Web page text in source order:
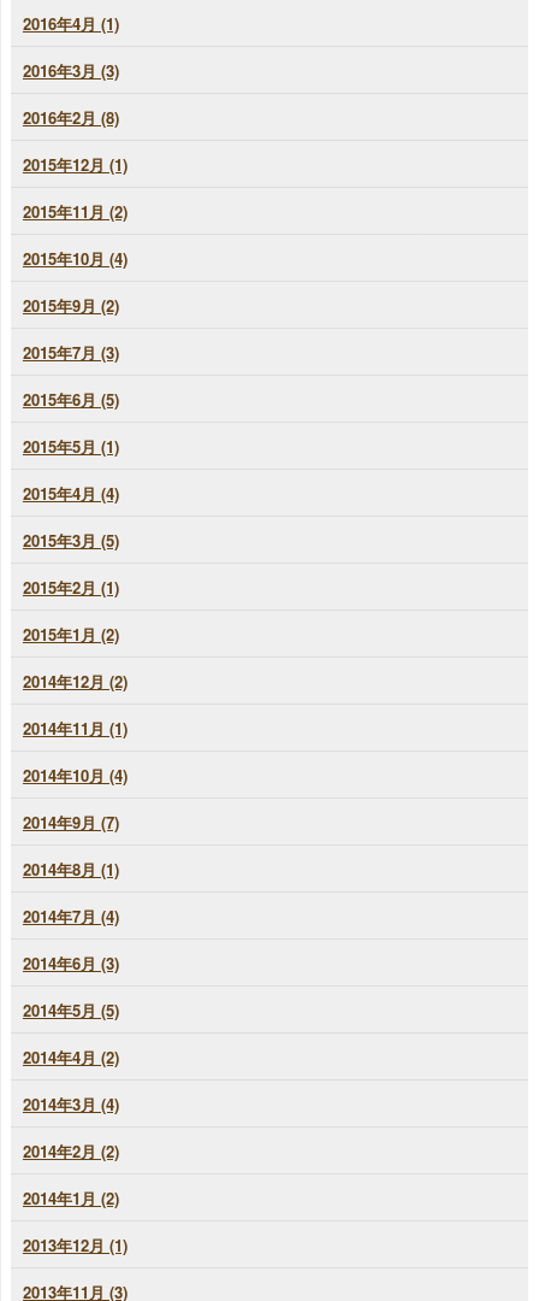
2016年4月 (1)
2016年3月 (3)
2016年2月 (8)
2015年12月 (1)
2015年11月 (2)
2015年10月 (4)
2015年9月 (2)
2015年7月 (3)
2015年6月 (5)
2015年5月 (1)
2015年4月 (4)
2015年3月 (5)
2015年2月 (1)
2015年1月 (2)
2014年12月 (2)
2014年11月 (1)
2014年10月 (4)
2014年9月 (7)
2014年8月 (1)
2014年7月 (4)
2014年6月 (3)
2014年5月 (5)
2014年4月 (2)
2014年3月 (4)
2014年2月 (2)
2014年1月 (2)
2013年12月 (1)
2013年11月 (3)